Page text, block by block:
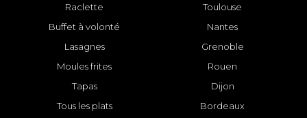
Raclette
Buffet à volonté
Lasagnes
Moules frites
Tapas
Tous les plats
Toulouse
Nantes
Grenoble
Rouen
Dijon
Bordeaux